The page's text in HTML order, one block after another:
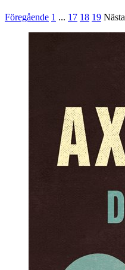
Föregående 1 ... 17 18 19 Nästa